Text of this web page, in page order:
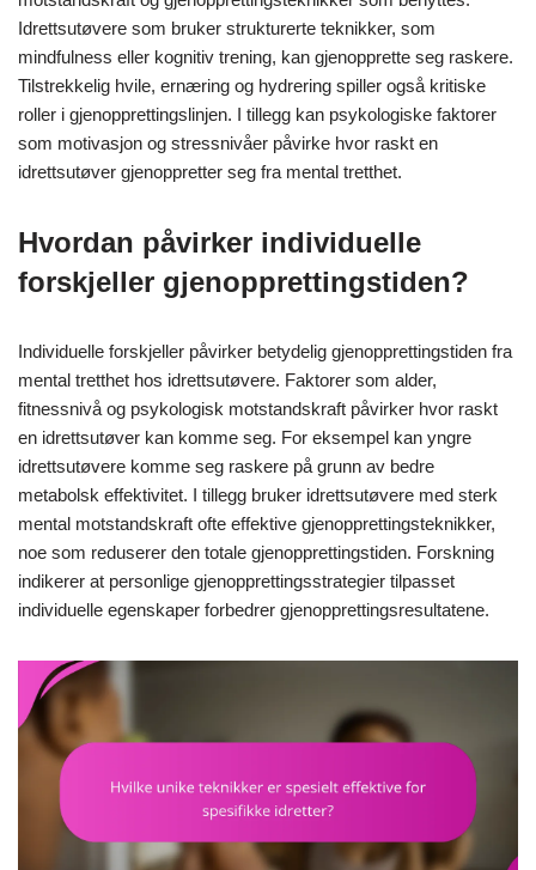
Idrettsutøvere som bruker strukturerte teknikker, som
mindfulness eller kognitiv trening, kan gjenopprette seg raskere.
Tilstrekkelig hvile, ernæring og hydrering spiller også kritiske
roller i gjenopprettingslinjen. I tillegg kan psykologiske faktorer
som motivasjon og stressnivåer påvirke hvor raskt en
idrettsutøver gjenoppretter seg fra mental tretthet.
Hvordan påvirker individuelle
forskjeller gjenopprettingstiden?
Individuelle forskjeller påvirker betydelig gjenopprettingstiden fra
mental tretthet hos idrettsutøvere. Faktorer som alder,
fitnessnivå og psykologisk motstandskraft påvirker hvor raskt
en idrettsutøver kan komme seg. For eksempel kan yngre
idrettsutøvere komme seg raskere på grunn av bedre
metabolsk effektivitet. I tillegg bruker idrettsutøvere med sterk
mental motstandskraft ofte effektive gjenopprettingsteknikker,
noe som reduserer den totale gjenopprettingstiden. Forskning
indikerer at personlige gjenopprettingsstrategier tilpasset
individuelle egenskaper forbedrer gjenopprettingsresultatene.